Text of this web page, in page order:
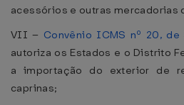
acessórios e outras mercadorias
VII – Convênio ICMS nº 20,
autoriza os Estados e o Distrito
a importação do exterior de
caprinas;